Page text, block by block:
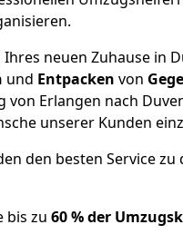
neuen Zuhause in
und Entpacken von
Erlangen nach
unserer Kunden
den besten Service zu
bis zu 60 % der